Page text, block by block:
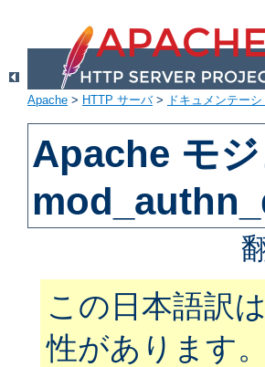
Apache > HTTP サーバ> ドキュメンテーシ
Apache モ
この日本語訳
性があります